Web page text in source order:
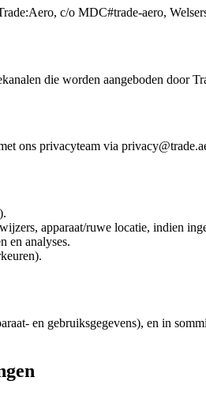
c/o MDC#trade-aero,
die worden aangeboden door
ons privacyteam via
apparaat/ruwe locatie, indien
en analyses.
en gebruiksgegevens), en in